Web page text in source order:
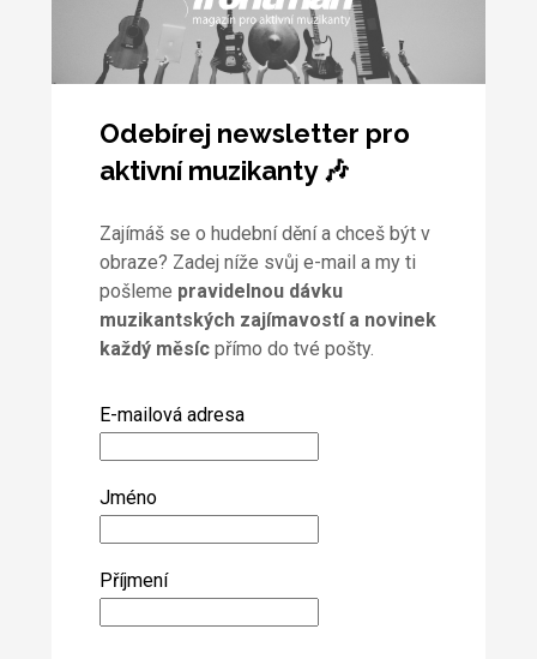
Odebírej newsletter pro
aktivní muzikanty 🎶
Zajímáš se o hudební dění a chceš být v
obraze? Zadej níže svůj e-mail a my ti
pošleme pravidelnou dávku
muzikantských zajímavostí a novinek
každý měsícpřímo do tvé pošty.
E-mailová adresa
Jméno
Příjmení